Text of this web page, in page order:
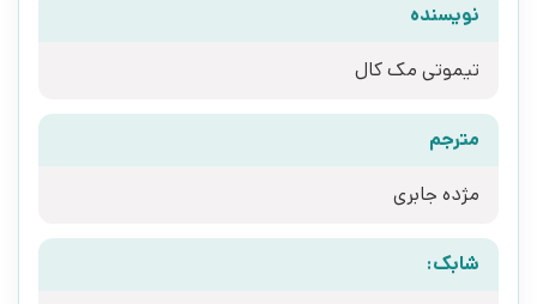
نویسنده
تیموتی مک کال
مترجم
مژده جابری
شابک: